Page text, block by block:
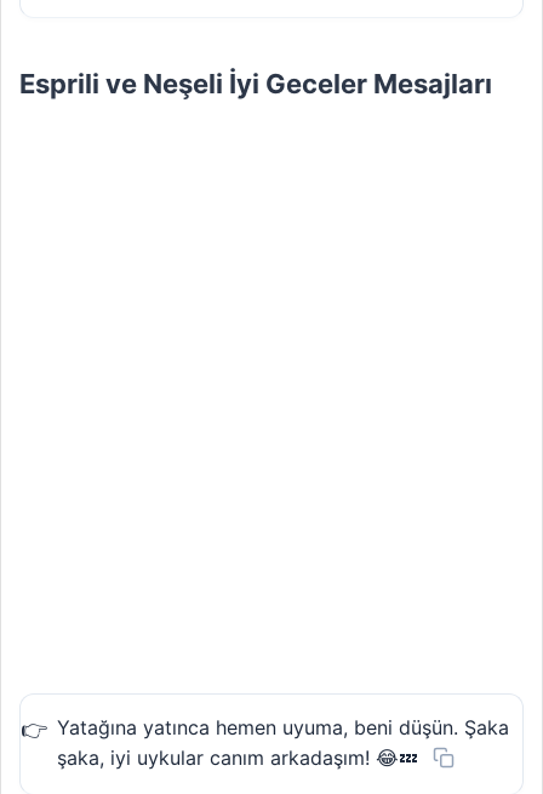
Esprili ve Neşeli İyi Geceler Mesajları
Yatağına yatınca hemen uyuma, beni düşün. Şaka
şaka, iyi uykular canım arkadaşım! 😂💤